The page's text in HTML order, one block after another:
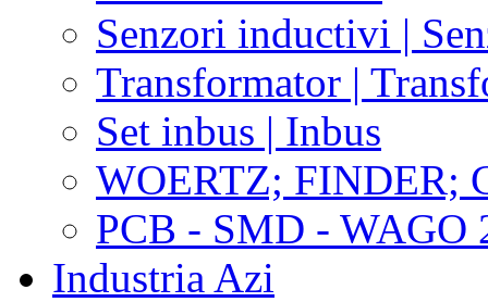
Senzori inductivi |
Transformator |
Set inbus | Inbus
WOERTZ; FINDER;
PCB - SMD - WAGO
Industria Azi